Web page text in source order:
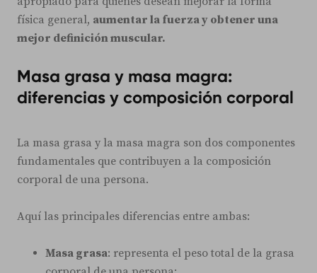
física general, aumentar la fuerza y obtener una
mejor definición muscular.
Masa grasa y masa magra:
diferencias y composición corporal
La masa grasa y la masa magra son dos componentes
fundamentales que contribuyen a la composición
corporal de una persona.
Aquí las principales diferencias entre ambas:
Masa grasa: representa el peso total de la grasa